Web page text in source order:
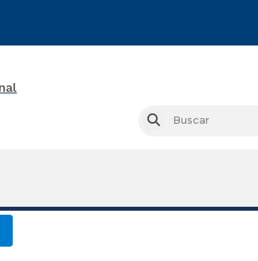
Buscar